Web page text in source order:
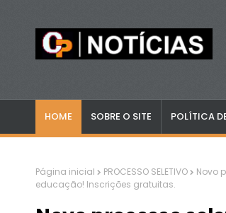
HOME SOBRE O SITE POLÍTICA
Página inicial PROCESSO SELETIVO
Novo
educação! Inscrições gratuitas.